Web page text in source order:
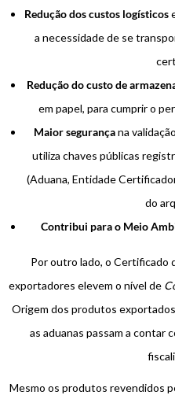
Redução dos custos logísticos
a necessidade de se
Redução do custo de
em papel, para cumprir o
Maior segurançana
utiliza chaves públicas
(Aduana, Entidade
do
Contribui para o Meio
Por outro lado, o Certificado
exportadores elevem o nível de
Origem dos produtos
as aduanas passam a contar
Mesmo os produtos revendidos